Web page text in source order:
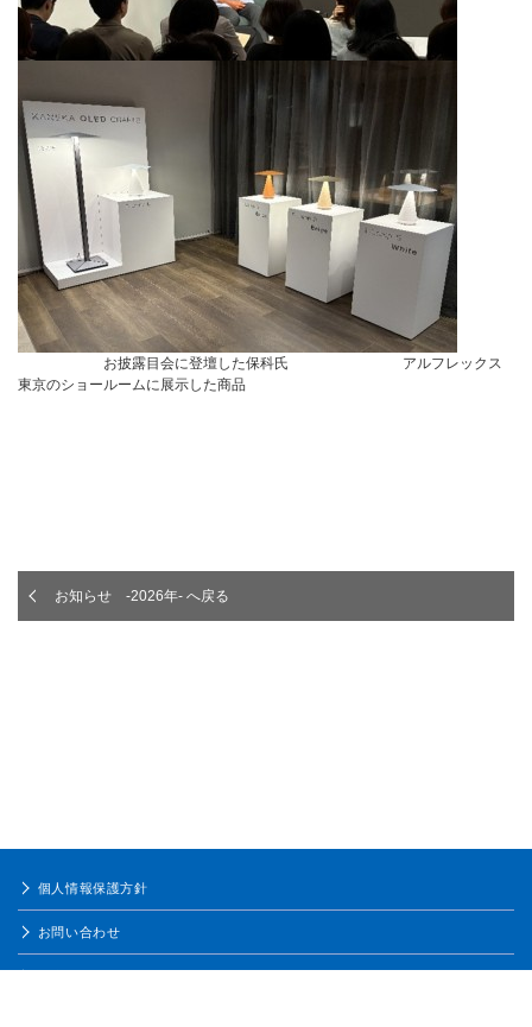
お披露目会に登壇した保科氏 アルフレックス
東京のショールームに展示した商品
お知らせ -2026年- へ戻る
個人情報保護方針
お問い合わせ